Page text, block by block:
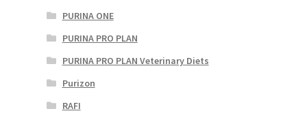
PURINA ONE
PURINA PRO PLAN
PURINA PRO PLAN Veterinary Diets
Purizon
RAFI